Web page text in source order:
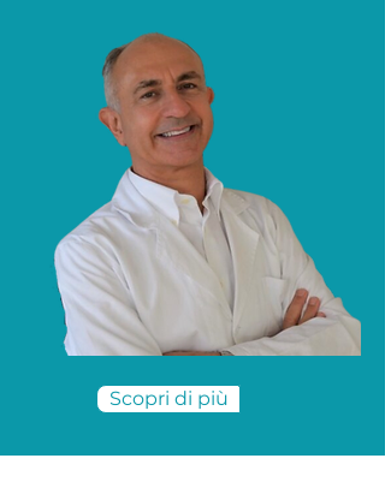
Scopri di più